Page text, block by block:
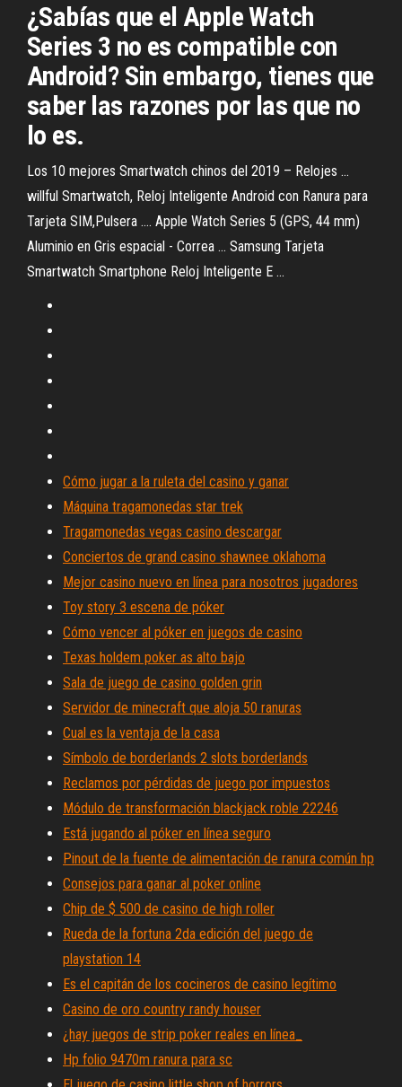
¿Sabías que el Apple Watch
Series 3 no es compatible con
Android? Sin embargo, tienes que
saber las razones por las que no
lo es.
Los 10 mejores Smartwatch chinos del 2019 – Relojes ...
willful Smartwatch, Reloj Inteligente Android con Ranura para
Tarjeta SIM,Pulsera .... Apple Watch Series 5 (GPS, 44 mm)
Aluminio en Gris espacial - Correa ... Samsung Tarjeta
Smartwatch Smartphone Reloj Inteligente E ...
Cómo jugar a la ruleta del casino y ganar
Máquina tragamonedas star trek
Tragamonedas vegas casino descargar
Conciertos de grand casino shawnee oklahoma
Mejor casino nuevo en línea para nosotros jugadores
Toy story 3 escena de póker
Cómo vencer al póker en juegos de casino
Texas holdem poker as alto bajo
Sala de juego de casino golden grin
Servidor de minecraft que aloja 50 ranuras
Cual es la ventaja de la casa
Símbolo de borderlands 2 slots borderlands
Reclamos por pérdidas de juego por impuestos
Módulo de transformación blackjack roble 22246
Está jugando al póker en línea seguro
Pinout de la fuente de alimentación de ranura común hp
Consejos para ganar al poker online
Chip de $ 500 de casino de high roller
Rueda de la fortuna 2da edición del juego de
playstation 14
Es el capitán de los cocineros de casino legítimo
Casino de oro country randy houser
¿hay juegos de strip poker reales en línea_
Hp folio 9470m ranura para sc